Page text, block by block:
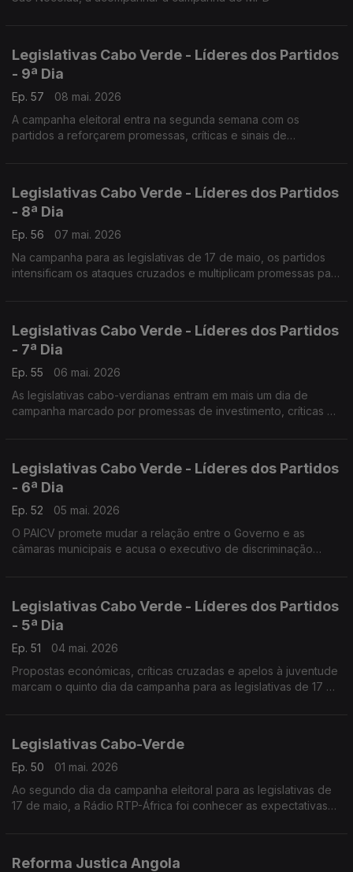
Legislativas Cabo Verde - Líderes dos Partidos
- 9ª Dia
Ep. 57
08 mai. 2026
A campanha eleitoral entra na segunda semana com os
partidos a reforçarem promessas, críticas e sinais de
Legislativas Cabo Verde - Líderes dos Partidos
- 8ª Dia
Ep. 56
07 mai. 2026
Na campanha para as legislativas de 17 de maio, os partidos
intensificam os ataques cruzados e multiplicam promessas para
Legislativas Cabo Verde - Líderes dos Partidos
- 7ª Dia
Ep. 55
06 mai. 2026
As legislativas cabo-verdianas entram em mais um dia de
campanha marcado por promessas de investimento, críticas à
Legislativas Cabo Verde - Líderes dos Partidos
- 6ª Dia
Ep. 52
05 mai. 2026
O PAICV promete mudar a relação entre o Governo e as
câmaras municipais e acusa o executivo de discriminação
Legislativas Cabo Verde - Líderes dos Partidos
- 5ª Dia
Ep. 51
04 mai. 2026
Propostas económicas, críticas cruzadas e apelos à juventude
marcam o quinto dia da campanha para as legislativas de 17 de
Legislativas Cabo-Verde
Ep. 50
01 mai. 2026
Ao segundo dia da campanha eleitoral para as legislativas de
17 de maio, a Rádio RTP-África foi conhecer as expectativas
Reforma Justica Angola